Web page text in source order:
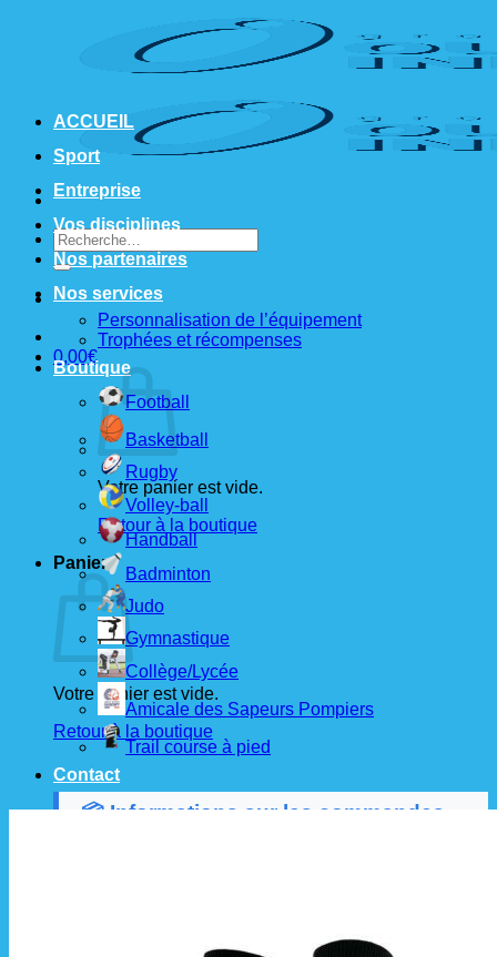
Recherche
pour :
0,00€
Votre panier est vide.
Retour à la boutique
Panier
Votre panier est vide.
Retour à la boutique
📦 Informations sur les commandes
délai de livraison est
ACCUEIL
Sport
Entreprise
Vos disciplines
Nos partenaires
Nos services
Personnalisation de l’équipement
Trophées et récompenses
Boutique
Football
Basketball
Rugby
Volley-ball
Handball
Badminton
Judo
Gymnastique
Collège/Lycée
Amicale des Sapeurs Pompiers
Trail course à pied
Contact